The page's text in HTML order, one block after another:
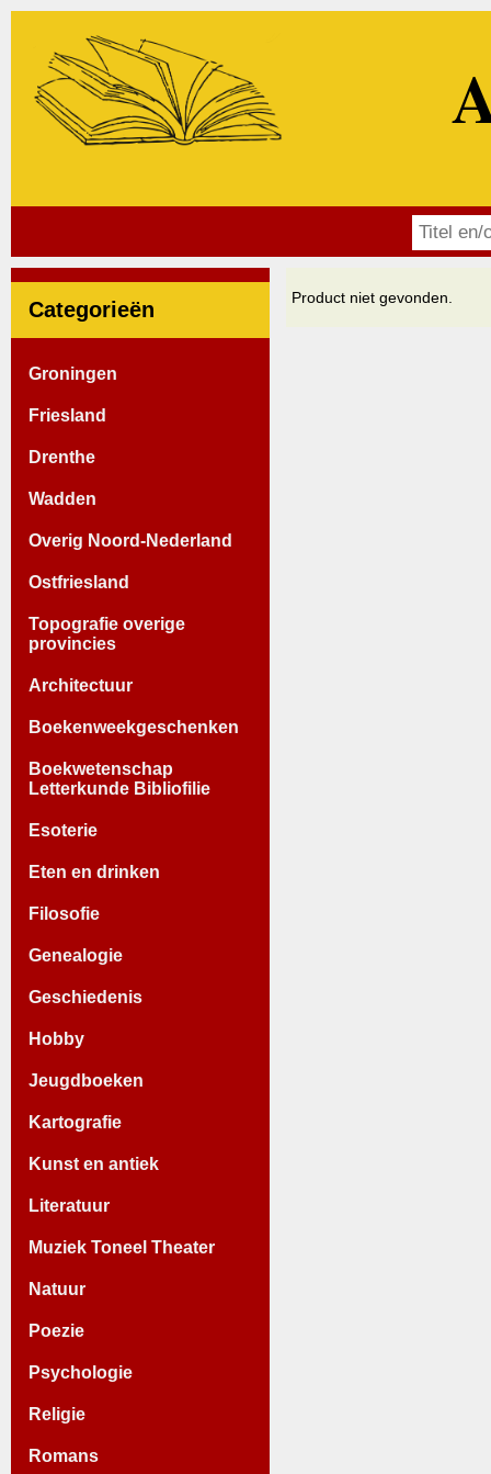
Categorieën
Groningen
Friesland
Drenthe
Wadden
Overig Noord-Nederland
Ostfriesland
Topografie overige
provincies
Architectuur
Boekenweekgeschenken
Boekwetenschap
Letterkunde Bibliofilie
Esoterie
Eten en drinken
Filosofie
Genealogie
Geschiedenis
Hobby
Jeugdboeken
Kartografie
Kunst en antiek
Literatuur
Muziek Toneel Theater
Natuur
Poezie
Psychologie
Religie
Romans
Product niet gevonden.